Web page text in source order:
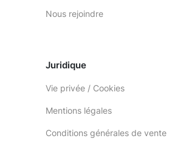
Nous rejoindre
Juridique
Vie privée / Cookies
Mentions légales
Conditions générales de vente